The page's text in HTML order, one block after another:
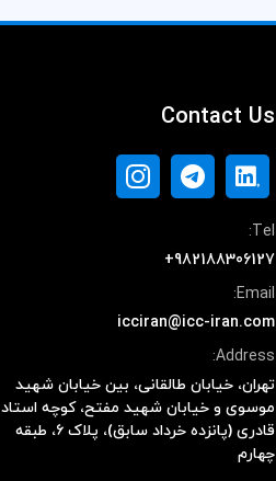
Contact Us
Tel:
+982188306127
Email:
icciran@icc-iran.com
Address:
تهران، خیابان طالقانی، بین خیابان شهید
موسوی و خیابان شهید مفتح، کوچه استاد
قادری (پانزده خرداد سابق)، پلاک ۶، طبقه
چهارم